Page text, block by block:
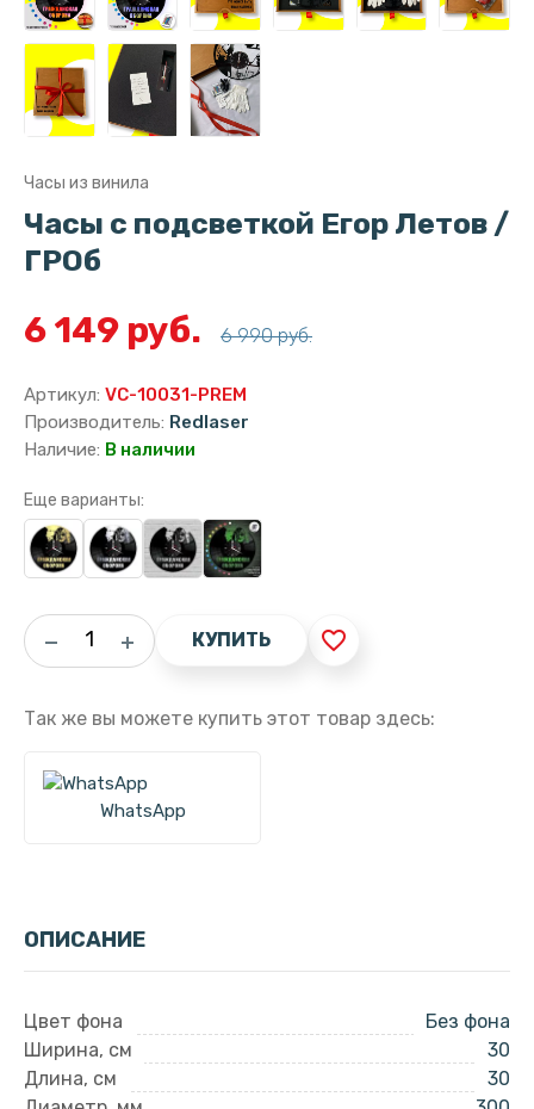
Часы из винила
Часы с подсветкой Егор Летов /
ГРОб
6 149 руб. 6 990 руб.
Артикул: VC-10031-PREM
Производитель: Redlaser
Наличие: В наличии
Еще варианты:
КУПИТЬ favorite_border
Так же вы можете купить этот товар здесь:
WhatsApp
ОПИСАНИЕ
Цвет фона
Без фона
Ширина, см
30
Длина, см
30